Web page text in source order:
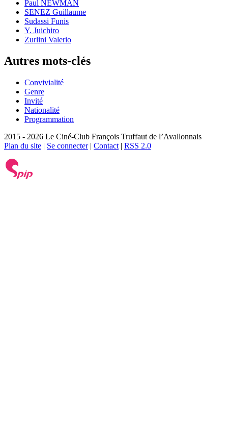
Paul NEWMAN
SENEZ Guillaume
Sudassi Funis
Y. Juichiro
Zurlini Valerio
Autres mots-clés
Convivialité
Genre
Invité
Nationalité
Programmation
2015 - 2026 Le Ciné-Club François Truffaut de l’Avallonnais
Plan du site | Se connecter| Contact | RSS 2.0